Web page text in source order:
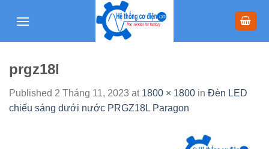
prgz18l
Published 2 Tháng 11, 2023 at 1800 × 1800 in Đèn LED
chiếu sáng dưới nước PRGZ18L Paragon